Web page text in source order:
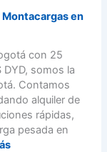
o
t
á
–
3
1
2
r
n
en
con 25
DYD, somos la
Contamos
alquiler de
rápidas,
pesada en
: